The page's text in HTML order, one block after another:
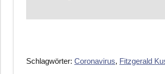
Schlagwörter: Coronavirus, Fitzgerald